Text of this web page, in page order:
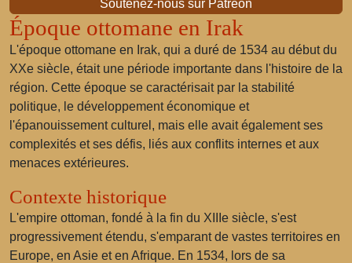
Soutenez-nous sur Patreon
Époque ottomane en Irak
L'époque ottomane en Irak, qui a duré de 1534 au début du
XXe siècle, était une période importante dans l'histoire de la
région. Cette époque se caractérisait par la stabilité
politique, le développement économique et
l'épanouissement culturel, mais elle avait également ses
complexités et ses défis, liés aux conflits internes et aux
menaces extérieures.
Contexte historique
L'empire ottoman, fondé à la fin du XIIIe siècle, s'est
progressivement étendu, s'emparant de vastes territoires en
Europe, en Asie et en Afrique. En 1534, lors de sa